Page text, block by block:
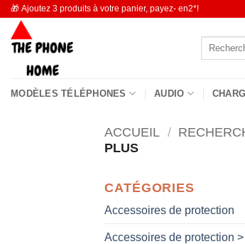
Passer
contenu
🎁 Ajoutez 3 produits à votre panier, payez- en2*!
Recherche
MODÈLES TÉLÉPHONES AUDIO
ACCUEIL /
PLUS
CATÉGORIES
Accessoires de protection
Accessoires de protection >